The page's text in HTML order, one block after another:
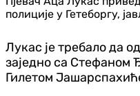
полиције у Гетеборгу,
Лукас је требало да
заједно са Стефаном
Гилетом